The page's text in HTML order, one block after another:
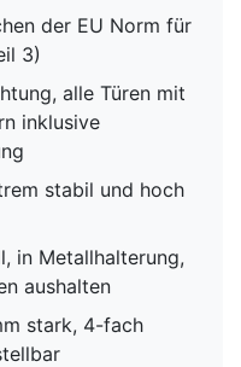
der EU Norm für
3)
alle Türen mit
inklusive
stabil und hoch
in Metallhalterung,
aushalten
stark, 4-fach